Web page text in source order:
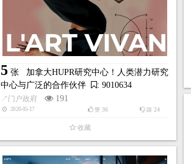
5 张 加拿大HUPR研究中心！人类潜力研究
中心与广泛的合作伙伴
: 9010634
↗ 门户政府 191
2026-05-17 踩 24
赞36
收藏